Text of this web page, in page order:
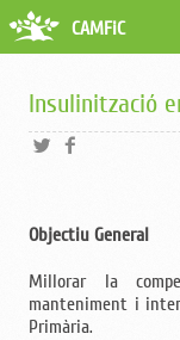
Qui som
Fes-te soci
Activitats
Biblioteca
Grups i Vocalies
CAMFiC
Insulinització
Objectiu General
Millorar la
manteniment i
Primària.